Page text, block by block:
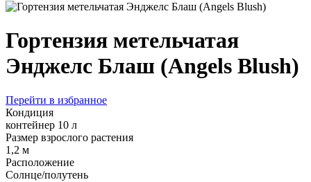
Гортензия метельчатая
Энджелс Блаш (Angels Blush)
Перейти в избранное
Кондиция
контейнер 10 л
Размер взрослого растения
1,2 м
Расположение
Солнце/полутень